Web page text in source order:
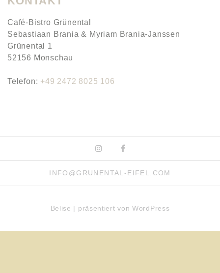
Café-Bistro Grünental
Sebastiaan Brania & Myriam Brania-Janssen
Grünental 1
52156 Monschau
Telefon: +49 2472 8025 106
Belise | präsentiert vonWordPress
InstagramFacebook
INFO@GRUNENTAL-EIFEL.COM